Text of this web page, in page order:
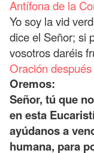
Antífona de la
Yo soy la vid
dice el Señor; si
vosotros daréis
Oración
Oremos:
Señor, tú que
en esta
ayúdanos a
humana, para